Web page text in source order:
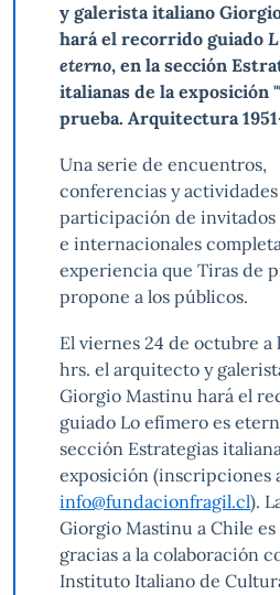
y galerista italiano
hará el recorrido guiado
eterno, en la sección
italianas de la exposición
prueba.Arquitectura
Una serie de encuentros,
conferencias y
participación de invitados
e internacionales
experiencia que Tiras de
propone a los públicos.
El viernes 24 de octubre a
hrs. el arquitecto y
Giorgio Mastinu hará el
guiado Lo efímero es
sección Estrategias
exposición (inscripciones
info@fundacionfragil.cl).
Giorgio Mastinu a Chile es
gracias a la colaboración
Instituto Italiano de